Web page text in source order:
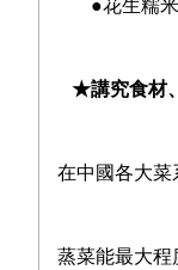
●花生糯
★講究食材
在中國各大菜
蒸菜能最大程